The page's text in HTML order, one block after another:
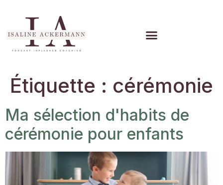
Étiquette : cérémonie
Ma sélection d'habits de
cérémonie pour enfants